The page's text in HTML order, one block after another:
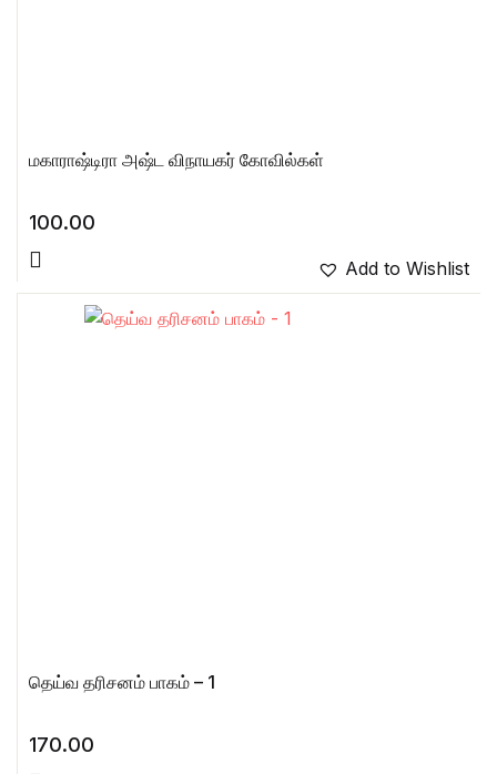
மகாராஷ்டிரா அஷ்ட விநாயகர் கோவில்கள்
100.00
Add to Wishlist
தெய்வ தரிசனம் பாகம் – 1
170.00